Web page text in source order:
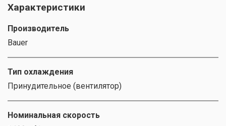
Характеристики
Производитель
Bauer
Тип охлаждения
Принудительное (вентилятор)
Номинальная скорость